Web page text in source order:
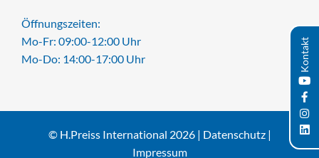
Kontakt
Öffnungszeiten:
Mo-Fr: 09:00-12:00 Uhr
Mo-Do: 14:00-17:00 Uhr
© H.Preiss International 2026 | Datenschutz|
Impressum